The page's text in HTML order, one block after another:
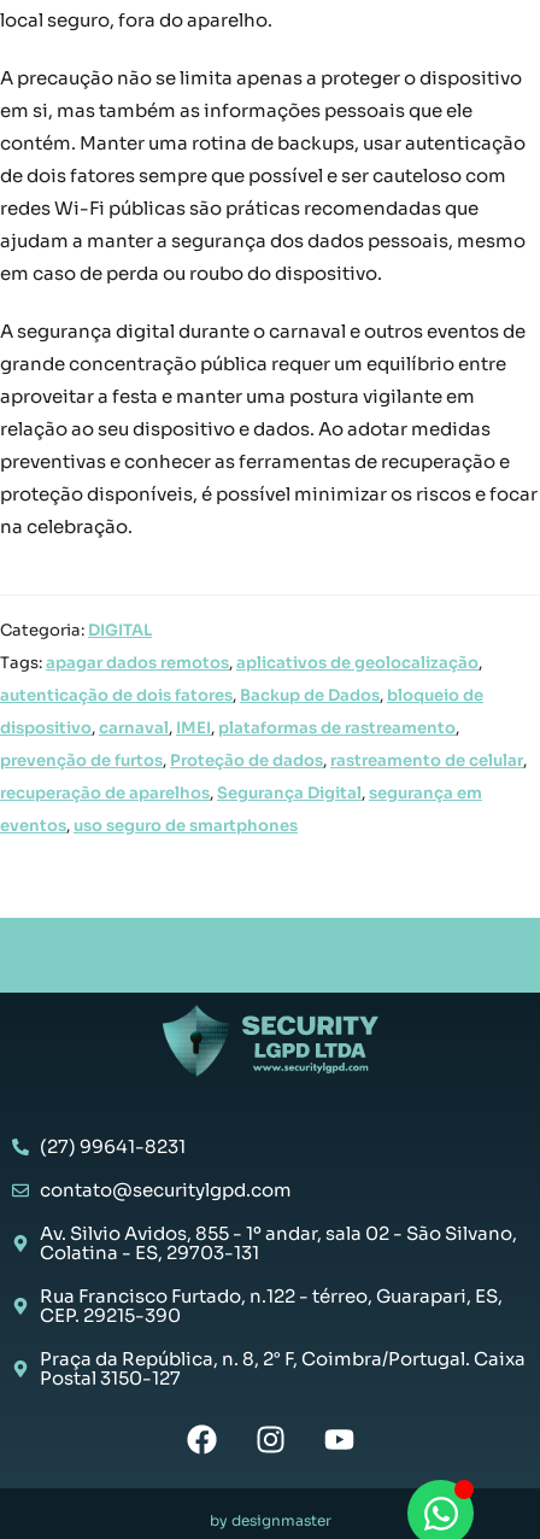
local seguro, fora do aparelho.
A precaução não se limita apenas a proteger o dispositivo
em si, mas também as informações pessoais que ele
contém. Manter uma rotina de backups, usar autenticação
de dois fatores sempre que possível e ser cauteloso com
redes Wi-Fi públicas são práticas recomendadas que
ajudam a manter a segurança dos dados pessoais, mesmo
em caso de perda ou roubo do dispositivo.
A segurança digital durante o carnaval e outros eventos de
grande concentração pública requer um equilíbrio entre
aproveitar a festa e manter uma postura vigilante em
relação ao seu dispositivo e dados. Ao adotar medidas
preventivas e conhecer as ferramentas de recuperação e
proteção disponíveis, é possível minimizar os riscos e focar
na celebração.
Categoria: DIGITAL
Tags:apagar dados remotos,aplicativos de geolocalização,
autenticação de dois fatores, Backup de Dados, bloqueio de
dispositivo,carnaval, IMEI, plataformas de rastreamento,
prevenção de furtos, Proteção de dados, rastreamento de celular,
recuperação de aparelhos,Segurança Digital,segurança em
eventos, uso seguro de smartphones
(27) 99641-8231
contato@securitylgpd.com
Av. Silvio Avidos, 855 - 1º andar, sala 02 - São Silvano,
Colatina - ES, 29703-131
Rua Francisco Furtado, n.122 - térreo, Guarapari, ES,
CEP. 29215-390
Praça da República, n. 8, 2° F, Coimbra/Portugal. Caixa
Postal 3150-127
by designmaster